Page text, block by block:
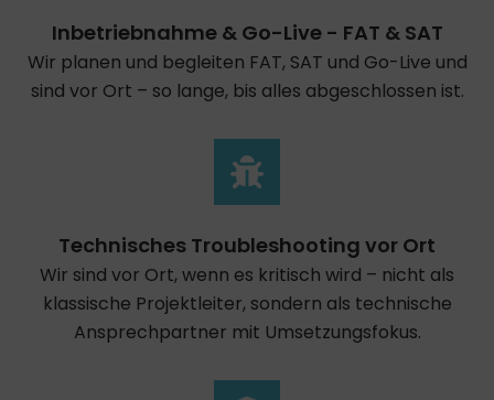
Inbetriebnahme & Go-Live - FAT & SAT
Wir planen und begleiten FAT, SAT und Go-Live und
sind vor Ort – so lange, bis alles abgeschlossen ist.
Technisches Troubleshooting vor Ort
Wir sind vor Ort, wenn es kritisch wird – nicht als
klassische Projektleiter, sondern als technische
Ansprechpartner mit Umsetzungsfokus.